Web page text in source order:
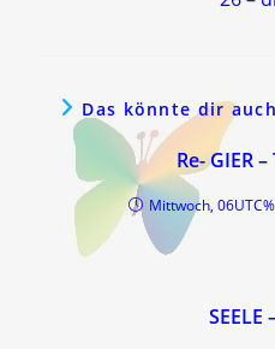
Das könnte dir
Re- GIER
Mittwoch,
SEELE